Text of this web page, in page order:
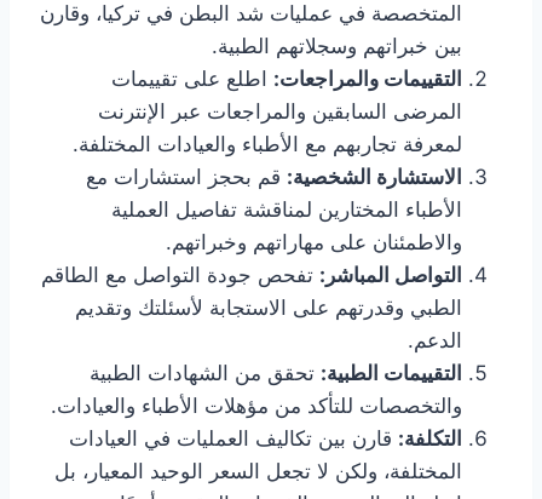
المتخصصة في عمليات شد البطن في تركيا، وقارن
بين خبراتهم وسجلاتهم الطبية.
التقييمات والمراجعات: اطلع على تقييمات
المرضى السابقين والمراجعات عبر الإنترنت
لمعرفة تجاربهم مع الأطباء والعيادات المختلفة.
الاستشارة الشخصية: قم بحجز استشارات مع
الأطباء المختارين لمناقشة تفاصيل العملية
والاطمئنان على مهاراتهم وخبراتهم.
التواصل المباشر: تفحص جودة التواصل مع الطاقم
الطبي وقدرتهم على الاستجابة لأسئلتك وتقديم
الدعم.
التقييمات الطبية: تحقق من الشهادات الطبية
والتخصصات للتأكد من مؤهلات الأطباء والعيادات.
التكلفة: قارن بين تكاليف العمليات في العيادات
المختلفة، ولكن لا تجعل السعر الوحيد المعيار، بل